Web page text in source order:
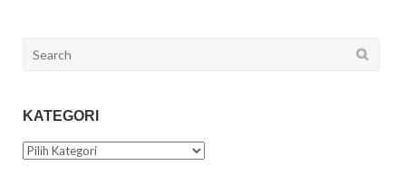
Search
KATEGORI
Kategori